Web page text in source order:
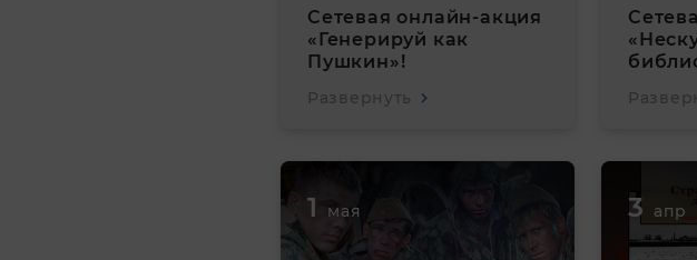
Сетевая онлайн-акция
«Генерируй как
Пушкин»!
Развернуть
1 мая 3 апр